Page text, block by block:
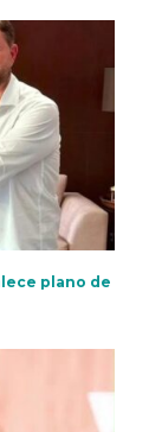
plano de